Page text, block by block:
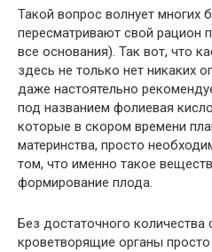
Такой вопрос волнует многих
пересматривают свой рацион
все основания). Так вот, что
здесь не только нет никаких
даже настоятельно
под названием фолиевая
которые в скором времени
материнства, просто
том, что именно такое
формирование плода.
Без достаточного
кроветворящие органы просто